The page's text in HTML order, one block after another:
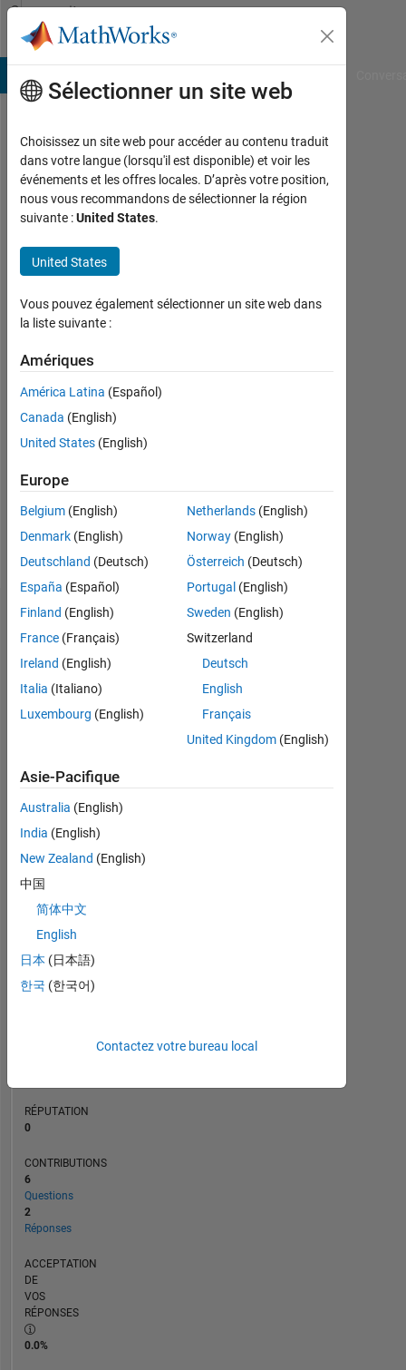
Passer au contenu
Community
Profile
Sriharsha
Korada
Last
environ
4 ans il
|
depuis
2018
Followers:
0
Follow
Tableau de bord
Statistiques
MATLAB Answers
CONTRIBUTIONS 2
08/18
06/19
04/20
02/21
12/21
10/22
08/23
06/24
04/25
02/26
08/19
08/20
08/21
08/22
08/24
08/25
08/26
RANG
RÉPUTATION
0
CONTRIBUTIONS
6
Questions
2
Réponses
ACCEPTATION
DE
VOS
RÉPONSES
0.0%
Sélectionner un site web
Choisissez un site web pour accéder au contenu traduit
dans votre langue (lorsqu'il est disponible) et voir les
événements et les offres locales. D’après votre position,
nous vous recommandons de sélectionner la région
suivante :United States.
United States
Vous pouvez également sélectionner un site web dans
la liste suivante :
Amériques
América Latina (Español)
Canada (English)
United States (English)
Europe
Belgium (English)
Denmark (English)
Deutschland (Deutsch)
España (Español)
Finland (English)
France (Français)
Ireland (English)
Italia (Italiano)
Luxembourg (English)
Netherlands(English)
Norway(English)
Österreich (Deutsch)
Portugal (English)
Sweden (English)
Switzerland
Deutsch
English
Français
United Kingdom(English)
Asie-Pacifique
Australia (English)
India (English)
New Zealand (English)
中国
简体中文
English
日本 (日本語)
한국 (한국어)
Contactez votre bureau local